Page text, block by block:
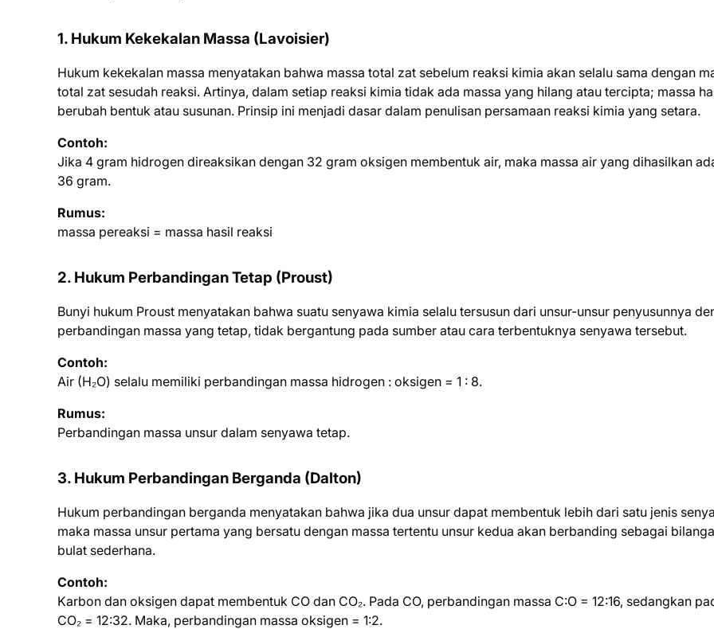
1. Hukum Kekekalan Massa (Lavoisier)
Hukum kekekalan massa menyatakan bahwa massa total zat sebelum reaksi kimia akan selalu sama dengan
total zat sesudah reaksi. Artinya, dalam setiap reaksi kimia tidak ada massa yang hilang atau tercipta; massa
berubah bentuk atau susunan. Prinsip ini menjadi dasar dalam penulisan persamaan reaksi kimia yang setara.
Contoh:
Jika 4 gram hidrogen direaksikan dengan 32 gram oksigen membentuk air, maka massa air yang dihasilkan
36 gram.
Rumus:
massa pereaksi = massa hasil reaksi
2. Hukum Perbandingan Tetap (Proust)
Bunyi hukum Proust menyatakan bahwa suatu senyawa kimia selalu tersusun dari unsur-unsur penyusunnya
perbandingan massa yang tetap, tidak bergantung pada sumber atau cara terbentuknya senyawa tersebut.
Contoh:
Air (H₂O) selalu memiliki perbandingan massa hidrogen : oksigen = 1 : 8.
Rumus:
Perbandingan massa unsur dalam senyawa tetap.
3. Hukum Perbandingan Berganda (Dalton)
Hukum perbandingan berganda menyatakan bahwa jika dua unsur dapat membentuk lebih dari satu jenis
maka massa unsur pertama yang bersatu dengan massa tertentu unsur kedua akan berbanding sebagai
bulat sederhana.
Contoh:
Karbon dan oksigen dapat membentuk CO dan CO₂. Pada CO, perbandingan massa C:O = 12:16, sedangkan
CO₂ = 12:32. Maka, perbandingan massa oksigen = 1:2.